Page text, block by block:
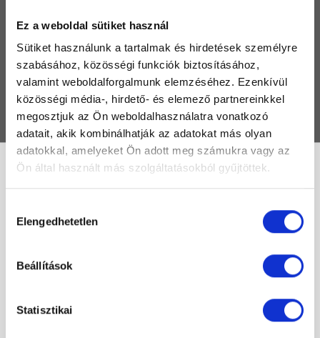
Ez a weboldal sütiket használ
Sütiket használunk a tartalmak és hirdetések személyre
szabásához, közösségi funkciók biztosításához,
valamint weboldalforgalmunk elemzéséhez. Ezenkívül
közösségi média-, hirdető- és elemező partnereinkkel
megosztjuk az Ön weboldalhasználatra vonatkozó
adatait, akik kombinálhatják az adatokat más olyan
adatokkal, amelyeket Ön adott meg számukra vagy az
Ön által használt más szolgáltatásokból gyűjtöttek.
kiválasztása
Elengedhetetlen
Beállítások
Statisztikai
TERMÉKEK
MÁRKÁK
GYIK
KAPCSOLAT